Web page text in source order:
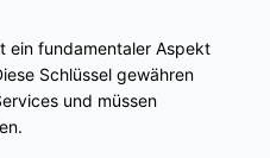
ein fundamentaler Aspekt
Schlüssel gewähren
und müssen